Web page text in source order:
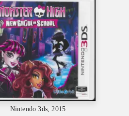
Nintendo 3ds, 2015